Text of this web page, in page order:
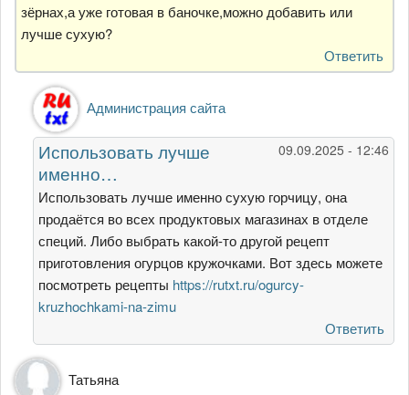
зёрнах,а уже готовая в баночке,можно добавить или
лучше сухую?
Ответить
Ответ
на
Скажите
пожалуйста,
а
если…
Гость
Администрация сайта
09.09.2025 - 12:46
Использовать лучше
именно…
Использовать лучше именно сухую горчицу, она
продаётся во всех продуктовых магазинах в отделе
специй. Либо выбрать какой-то другой рецепт
приготовления огурцов кружочками. Вот здесь можете
посмотреть рецепты https://rutxt.ru/ogurcy-
kruzhochkami-na-zimu
Ответить
Татьяна